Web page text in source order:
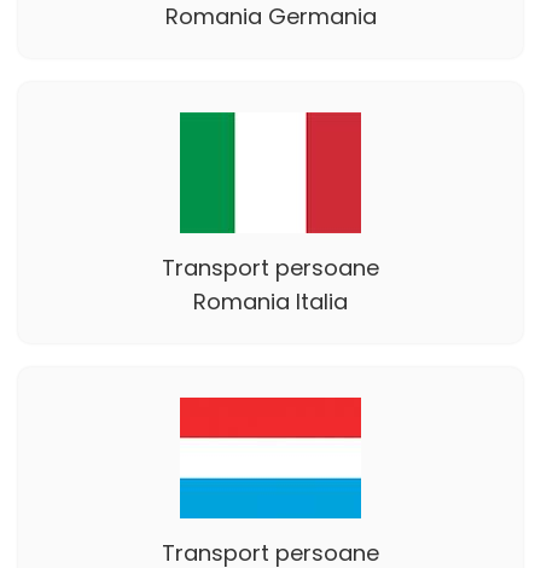
Romania Germania
Transport persoane
Romania Italia
Transport persoane